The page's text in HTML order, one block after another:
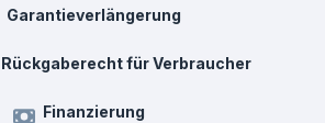
Garantieverlängerung
Rückgaberecht für Verbraucher
Finanzierung